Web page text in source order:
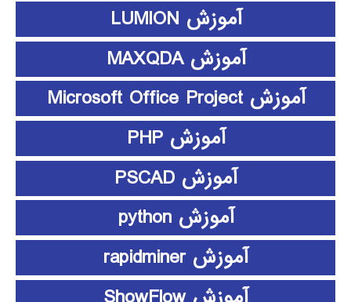
آموزش LUMION
آموزش MAXQDA
آموزش Microsoft Office Project
آموزش PHP
آموزش PSCAD
آموزش python
آموزش rapidminer